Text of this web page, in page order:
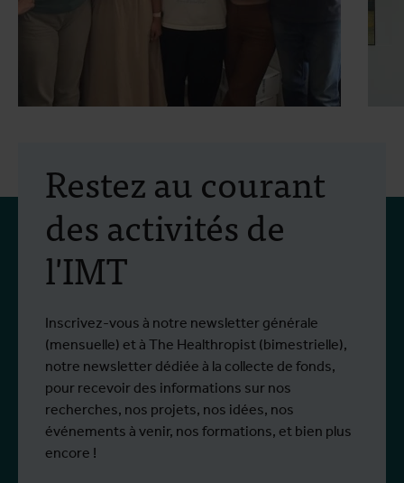
Mobilité Erasmus+ :
formation pratique en
lutte antivectorielle et
virus du Nil occidental
Du 6 au 17 juillet 2026, Stien Vereecken et
de l'Unité d'Entomologie `à l'IMT, ont
participé à un programme de formation
spécialisé chez Ecodevelopment, en
Grèce, grâce au soutien d'une bourse de
mobilité Erasmus+.
Restez au courant
des activités de
l'IMT
Inscrivez-vous à notre newsletter générale
(mensuelle) et à The Healthropist (bimestrielle),
notre newsletter dédiée à la collecte de fonds,
pour recevoir des informations sur nos
recherches, nos projets, nos idées, nos
événements à venir, nos formations, et bien plus
encore !